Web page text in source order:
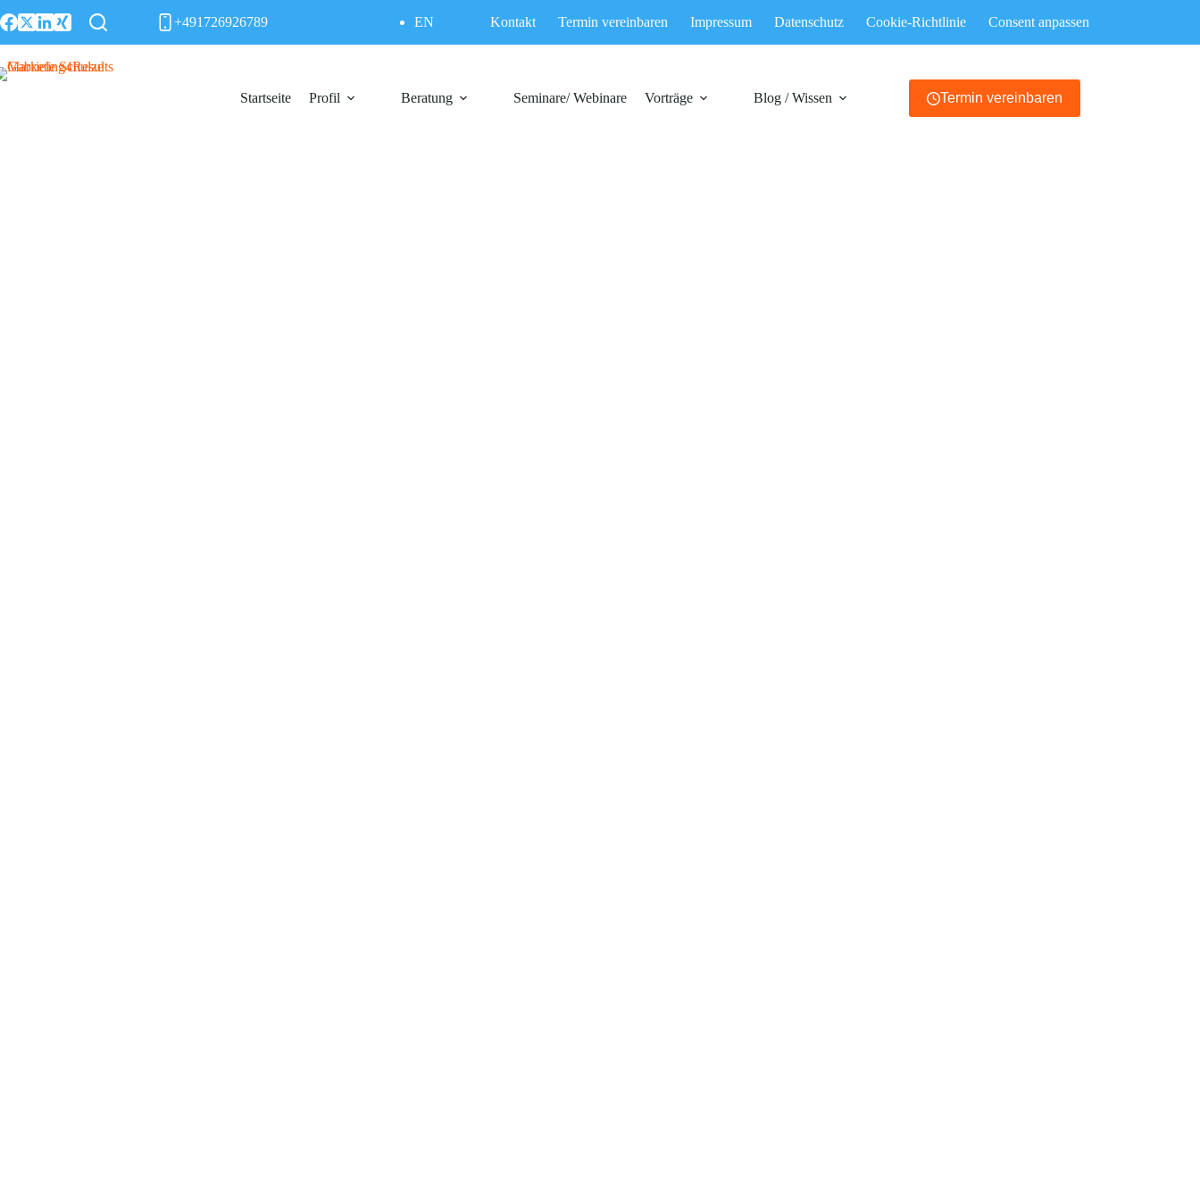
Inhalt
+491726926789 EN Kontakt Termin vereinbaren Impressum Datenschutz Cookie-Richtlinie Consent anpassen
Startseite Profil Beratung Seminare/ Webinare Vorträge Blog / Wissen Termin vereinbaren